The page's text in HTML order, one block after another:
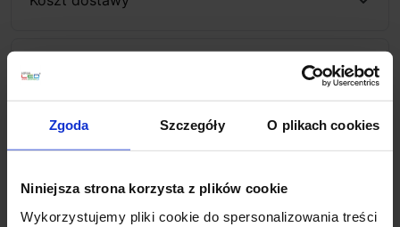
Zgoda Szczegóły O plikach cookies
Niniejsza strona korzysta z plików cookie
Wykorzystujemy pliki cookie do spersonalizowania treści
Zapytaj o produkt
Opis
Dane techniczne: